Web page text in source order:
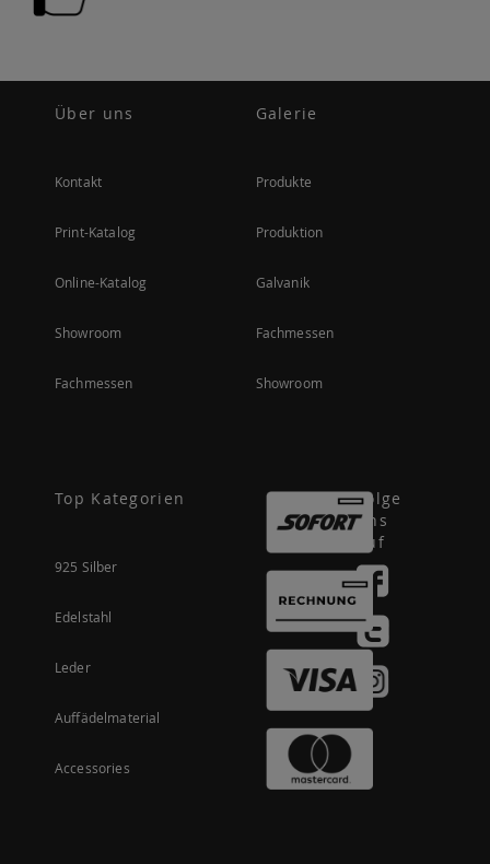
Über uns
Kontakt
Print-Katalog
Online-Katalog
Showroom
Fachmessen
Galerie
Produkte
Produktion
Galvanik
Fachmessen
Showroom
Top Kategorien
925 Silber
Edelstahl
Leder
Auffädelmaterial
Accessories
Folge
uns
auf